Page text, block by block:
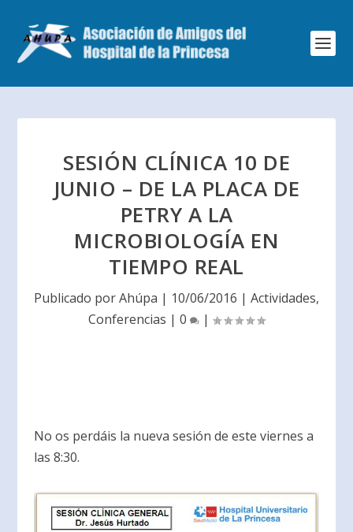
SESIÓN CLÍNICA 10 DE
JUNIO – DE LA PLACA DE
PETRY A LA
MICROBIOLOGÍA EN
TIEMPO REAL
Publicado porAhúpa | 10/06/2016 | Actividades,
Conferencias | 0 |
No os perdáis la nueva sesión de este viernes a
las 8:30.